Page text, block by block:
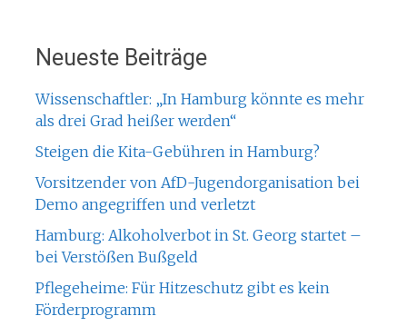
Neueste Beiträge
Wissenschaftler: „In Hamburg könnte es mehr
als drei Grad heißer werden“
Steigen die Kita-Gebühren in Hamburg?
Vorsitzender von AfD-Jugendorganisation bei
Demo angegriffen und verletzt
Hamburg: Alkoholverbot in St. Georg startet –
bei Verstößen Bußgeld
Pflegeheime: Für Hitzeschutz gibt es kein
Förderprogramm